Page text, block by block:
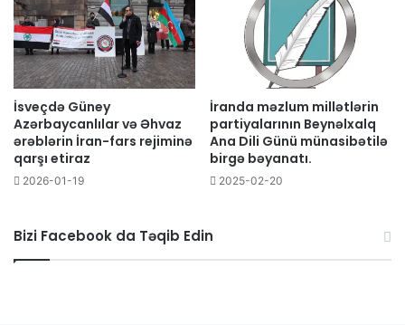
İsveçdə Güney
Azərbaycanlılar və Əhvaz
ərəblərin İran-fars rejiminə
qarşı etiraz
2026-01-19
İranda məzlum millətlərin
partiyalarının Beynəlxalq
Ana Dili Günü münasibətilə
birgə bəyanatı.
2025-02-20
Bizi Facebook da Təqib Edin